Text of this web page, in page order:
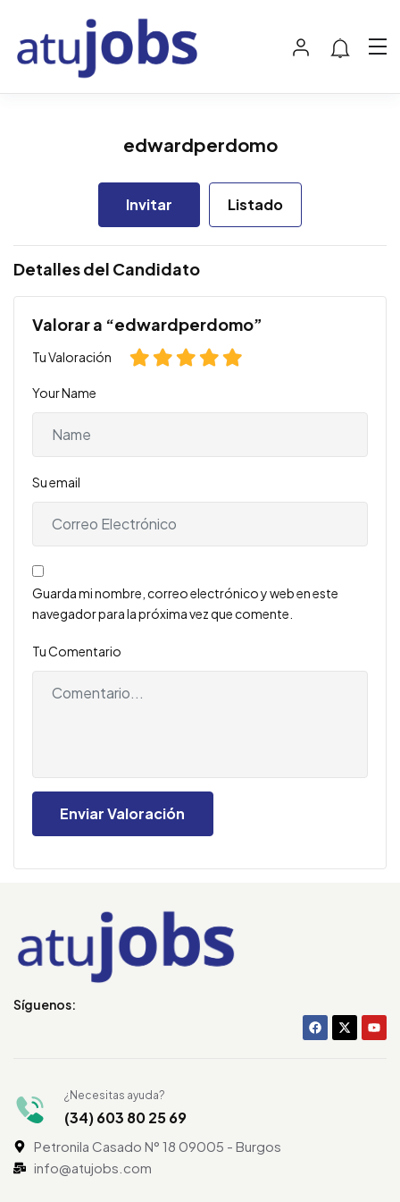
edwardperdomo
Invitar Listado
Detalles del Candidato
Valorar a “edwardperdomo”
Tu Valoración
Your Name
Su email
Guarda mi nombre, correo electrónico y web en este
navegador para la próxima vez que comente.
Tu Comentario
Síguenos:
¿Necesitas ayuda?
(34) 603 80 25 69
Petronila Casado N° 18 09005 - Burgos
info@atujobs.com